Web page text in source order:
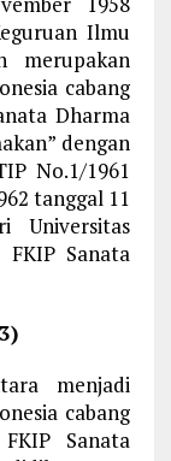
Ilmu
merupakan
cabang
Dharma
dengan
No.1/1961
tanggal 11
Universitas
FKIP Sanata
menjadi
cabang
Sanata